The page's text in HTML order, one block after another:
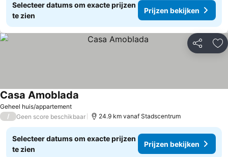
Selecteer datums om exacte prijzen
te zien
Prijzen bekijken
Delen
Geheel huis/appartement
Casa Amoblada
/ Geen score beschikbaar 24.9 km vanaf Stadscentrum
Selecteer datums om exacte prijzen
te zien
Prijzen bekijken